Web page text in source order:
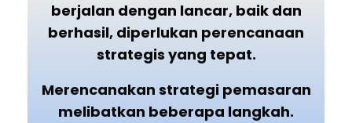
berjalan dengan lancar, baik dan
berhasil, diperlukan perencanaan
strategis yang tepat.
Merencanakan strategi pemasaran
melibatkan beberapa langkah.